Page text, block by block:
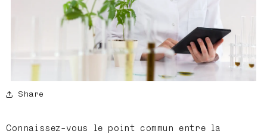
Share
Connaissez-vous le point commun entre la